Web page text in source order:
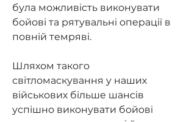
була можливість виконувати
бойові та рятувальні операції в
повній темряві.
Шляхом такого
світломаскування у наших
військових більше шансів
успішно виконувати бойові